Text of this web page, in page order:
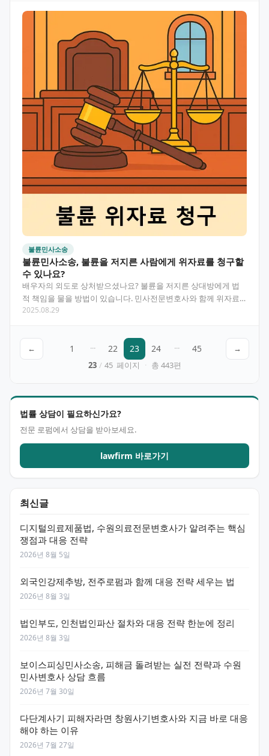
불륜민사소송
불륜민사소송, 불륜을 저지른 사람에게 위자료를 청구할
수 있나요?
배우자의 외도로 상처받으셨나요? 불륜을 저지른 상대방에게 법
적 책임을 물을 방법이 있습니다. 민사전문변호사와 함께 위자료
청구 과정을 알아보세요. 목차 불륜민사소송의 개념과 법적…
2025.08.29
← 1 ··· 22 23 24 ··· 45
→
23 / 45 페이지 · 총 443편
법률 상담이 필요하신가요?
전문 로펌에서 상담을 받아보세요.
lawfirm 바로가기
최신글
디지털의료제품법, 수원의료전문변호사가 알려주는 핵심
쟁점과 대응 전략
2026년 8월 5일
외국인강제추방, 전주로펌과 함께 대응 전략 세우는 법
2026년 8월 3일
법인부도, 인천법인파산 절차와 대응 전략 한눈에 정리
2026년 8월 3일
보이스피싱민사소송, 피해금 돌려받는 실전 전략과 수원
민사변호사 상담 흐름
2026년 7월 30일
다단계사기 피해자라면 창원사기변호사와 지금 바로 대응
해야 하는 이유
2026년 7월 27일